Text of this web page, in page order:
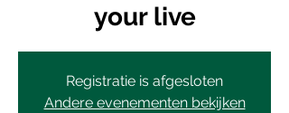
your live
Registratie is afgesloten
Andere evenementen bekijken